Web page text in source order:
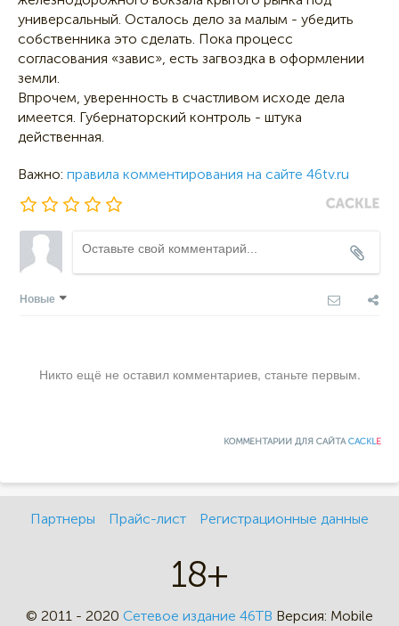
универсальный. Осталось дело за малым - убедить
собственника это сделать. Пока процесс
согласования «завис», есть загвоздка в оформлении
земли.
Впрочем, уверенность в счастливом исходе дела
имеется. Губернаторский контроль - штука
действенная.
Важно: правила комментирования на сайте 46tv.ru
Новые
Никто ещё не оставил комментариев, станьте первым.
КОММЕНТАРИИ ДЛЯ САЙТАCACKLE
Партнеры Прайс-лист Регистрационные данные
18+
© 2011 - 2020 Сетевое издание 46ТВ Версия: Mobile